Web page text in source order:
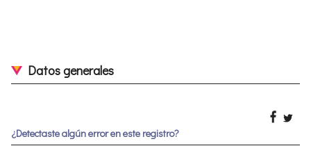
Datos generales
¿Detectaste algún error en este registro?